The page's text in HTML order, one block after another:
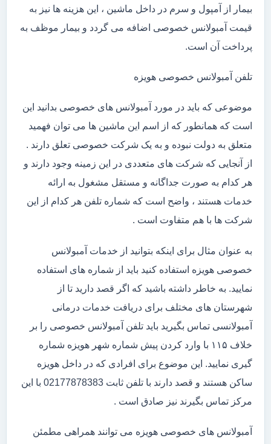
بیمار از آمپول و سرم در داخل ماشین ، این هزینه ها نیز به
قیمت آمبولانس خصوصی اضافه می گردد و بیمار موظف به
پرداخت آن است.
تلفن آمبولانس خصوصی هویزه
موضوعی که باید در مورد آمبولانس های خصوصی بدانید این
است که همانطور که از اسم این ماشین ها می توان فهمید
متعلق به دولت نبوده و به یک شرکت خصوصی تعلق دارند .
از آنجایی که شرکت های متعددی در این زمینه وجود دارند و
هر کدام به صورت جداگانه و مستقل مشغول به ارائه
خدمات هستند ، واضح است که شماره تلفن هر کدام از این
شرکت ها با هم متفاوت است .
به عنوان مثال برای اینکه بتوانید از خدمات آمبولانس
خصوصی هویزه استفاده کنید باید از شماره های استفاده
نمایید. به خاطر داشته باشید که اگر قصد دارید تا از
شهرستان های مختلف برای دریافت خدمات درمانی
آمبولانسی تماس بگیرید باید تلفن آمبولانس خصوصی را بر
خلاف ۱۱۵ با وارد کردن پیش شماره شهر هویزه شماره
گیری نمایید. این موضوع برای افرادی که در داخل هویزه
ساکن هستند و قصد دارند با تلفن ثابت 02177878383 با این
مرکز تماس بگیرند نیز صادق است .
آمبولانس های خصوصی هویزه می توانند همراهی مطمئن